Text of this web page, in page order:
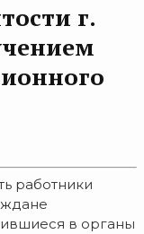
г.
работники
в органы